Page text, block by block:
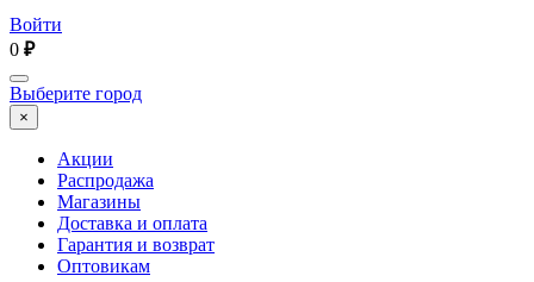
Войти
0 ₽
Выберите город
×
Акции
Распродажа
Магазины
Доставка и оплата
Гарантия и возврат
Оптовикам